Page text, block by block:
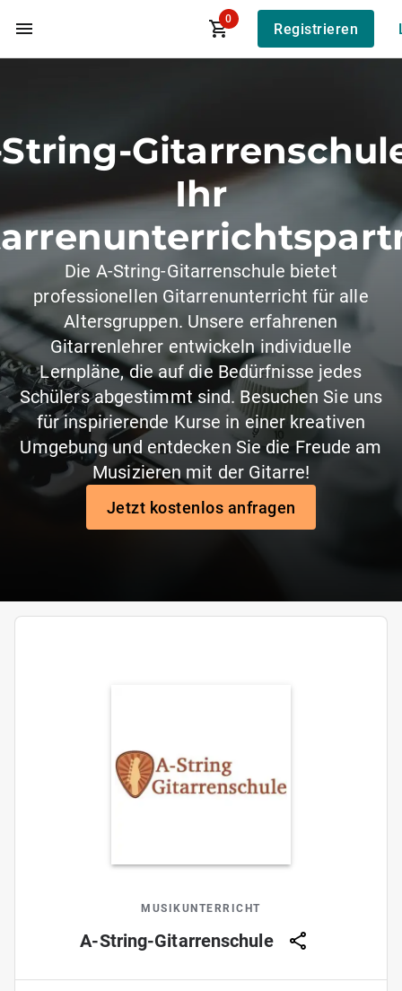
Zum Hauptinhalt
0
Registrieren
Ihr
Die A-String-Gitarrenschule bietet
professionellen Gitarrenunterricht für alle
Altersgruppen. Unsere erfahrenen
Gitarrenlehrer entwickeln individuelle
Lernpläne, die auf die Bedürfnisse jedes
Schülers abgestimmt sind. Besuchen Sie uns
für inspirierende Kurse in einer kreativen
Umgebung und entdecken Sie die Freude am
Musizieren mit der Gitarre!
Jetzt kostenlos anfragen
MUSIKUNTERRICHT
A-String-Gitarrenschule